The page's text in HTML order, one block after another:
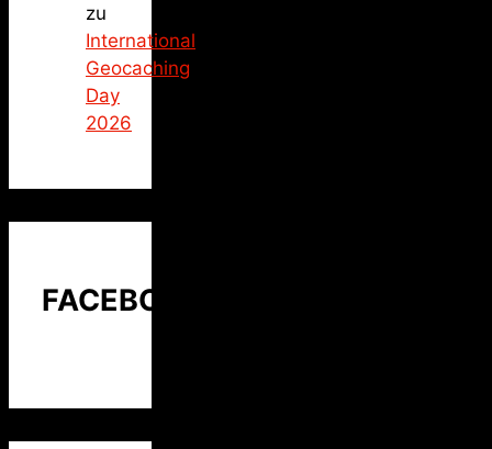
zu
International
Geocaching
Day
2026
FACEBOOK